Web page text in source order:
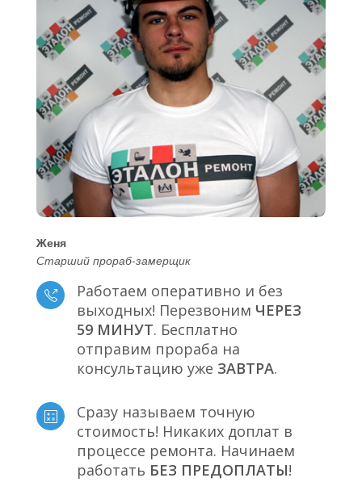
Женя
Старший прораб-замерщик
Работаем оперативно и без
выходных! Перезвоним ЧЕРЕЗ
59 МИНУТ. Бесплатно
отправим прораба на
консультацию уже ЗАВТРА.
Сразу называем точную
стоимость! Никаких доплат в
процессе ремонта. Начинаем
работать БЕЗ ПРЕДОПЛАТЫ!